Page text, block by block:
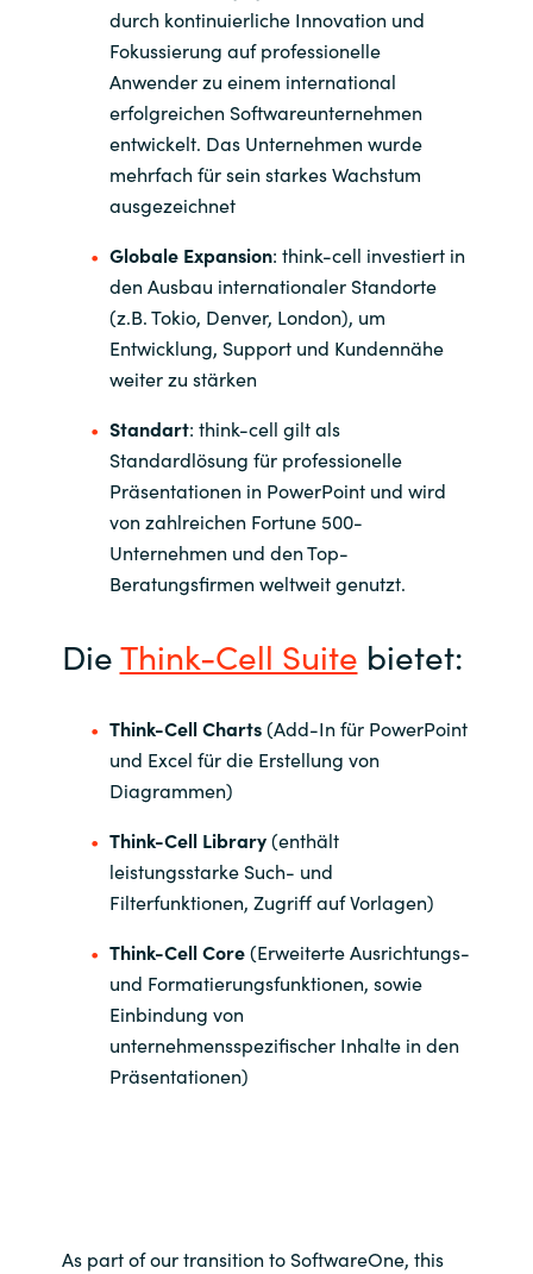
Singapore
Spain
Sri Lanka
Sweden
Switzerland
Ukraine
United Kingdom
United States
durch kontinuierliche Innovation und
Fokussierung auf professionelle
Anwender zu einem international
erfolgreichen Softwareunternehmen
entwickelt. Das Unternehmen wurde
mehrfach für sein starkes Wachstum
ausgezeichnet
Globale Expansion: think-cell investiert in
den Ausbau internationaler Standorte
(z.B. Tokio, Denver, London), um
Entwicklung, Support und Kundennähe
weiter zu stärken
Standart: think-cell gilt als
Standardlösung für professionelle
Präsentationen in PowerPoint und wird
von zahlreichen Fortune 500-
Unternehmen und den Top-
Beratungsfirmen weltweit genutzt.
DieThink-Cell Suite bietet:
Think-Cell Charts(Add-In für PowerPoint
und Excel für die Erstellung von
Diagrammen)
Think-Cell Library(enthält
leistungsstarke Such- und
Filterfunktionen, Zugriff auf Vorlagen)
Think-Cell Core(Erweiterte Ausrichtungs-
und Formatierungsfunktionen, sowie
Einbindung von
unternehmensspezifischer Inhalte in den
Präsentationen)
As part of our transition to SoftwareOne, this